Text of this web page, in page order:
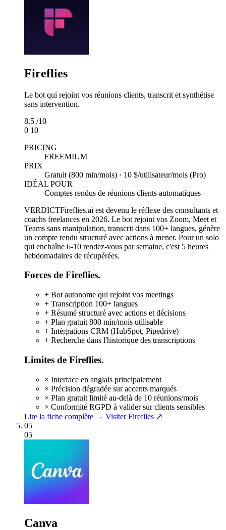
Fireflies
Le bot qui rejoint vos réunions clients, transcrit et synthétise
sans intervention.
8.5 /10
0 10
PRICING
FREEMIUM
PRIX
Gratuit (800 min/mois) · 10 $/utilisateur/mois (Pro)
IDÉAL POUR
Comptes rendus de réunions clients automatiques
VERDICTFireflies.ai est devenu le réflexe des consultants et
coachs freelances en 2026. Le bot rejoint vos Zoom, Meet et
Teams sans manipulation, transcrit dans 100+ langues, génère
un compte rendu structuré avec actions à mener. Pour un solo
qui enchaîne 6-10 rendez-vous par semaine, c'est 5 heures
hebdomadaires de récupérées.
Forces de Fireflies.
+ Bot autonome qui rejoint vos meetings
+ Transcription 100+ langues
+ Résumé structuré avec actions et décisions
+ Plan gratuit 800 min/mois utilisable
+ Intégrations CRM (HubSpot, Pipedrive)
+ Recherche dans l'historique des transcriptions
Limites de Fireflies.
× Interface en anglais principalement
× Précision dégradée sur accents marqués
× Plan gratuit limité au-delà de 10 réunions/mois
× Conformité RGPD à valider sur clients sensibles
Lire la fiche complète → Visiter Fireflies ↗
05
05
Canva